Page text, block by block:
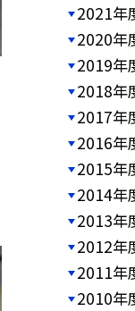
2021年
2020年
2019年
2018年
2017年
2016年
2015年
2014年
2013年
2012年
2011年
2010年